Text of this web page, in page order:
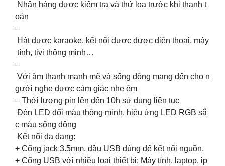
Nhận hàng được kiểm tra và thử loa trước khi thanh t
oán
–
Hát được karaoke, kết nối được được điện thoại, máy
tính, tivi thông minh…
–
Với âm thanh mạnh mẽ và sống động mang đến cho n
gười nghe được cảm giác nhẹ êm
– Thời lượng pin lên đến 10h sử dụng liên tục
Đèn LED đổi màu thông minh, hiệu ứng LED RGB sắ
c màu sống động
Kết nối đa dạng:
+ Cổng jack 3.5mm, đầu USB dùng để kết nối nguồn.
+ Cổng USB với nhiều loại thiết bị: Máy tính, laptop. ip